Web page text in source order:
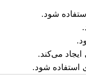
شود.
می‌کند.
استفاده شود.